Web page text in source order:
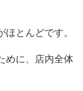
とんどです。
めに、店内全体